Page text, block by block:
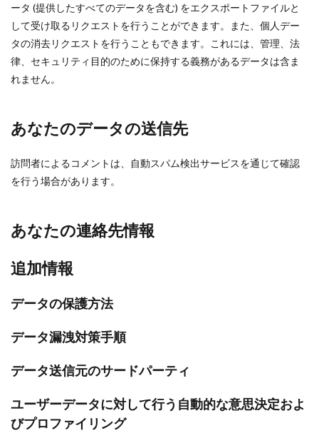
ータ (提供したすべてのデータを含む) をエクスポートファイルと
して受け取るリクエストを行うことができます。また、個人デー
タの消去リクエストを行うこともできます。これには、管理、法
律、セキュリティ目的のために保持する義務があるデータは含ま
れません。
あなたのデータの送信先
訪問者によるコメントは、自動スパム検出サービスを通じて確認
を行う場合があります。
あなたの連絡先情報
追加情報
データの保護方法
データ漏洩対策手順
データ送信元のサードパーティ
ユーザーデータに対して行う自動的な意思決定およ
びプロファイリング